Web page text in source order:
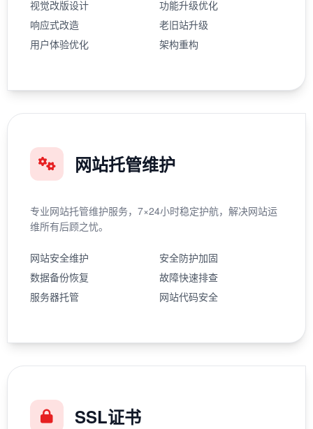
视觉改版设计
功能升级优化
响应式改造
老旧站升级
用户体验优化
架构重构
网站托管维护
专业网站托管维护服务，7×24小时稳定护航，解决网站运
维所有后顾之忧。
网站安全维护
安全防护加固
数据备份恢复
故障快速排查
服务器托管
网站代码安全
SSL证书